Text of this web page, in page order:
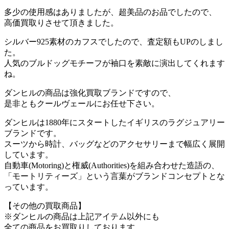
多少の使用感はありましたが、超美品のお品でしたので、
高価買取りさせて頂きました。
シルバー925素材のカフスでしたので、査定額もUPのしまし
た。
人気のブルドッグモチーフが袖口を素敵に演出してくれます
ね。
ダンヒルの商品は強化買取ブランドですので、
是非ともクールヴェールにお任せ下さい。
ダンヒルは1880年にスタートしたイギリスのラグジュアリー
ブランドです。
スーツから時計、バッグなどのアクセサリーまで幅広く展開
しています。
自動車(Motoring)と権威(Authorities)を組み合わせた造語の、
「モートリティーズ」という言葉がブランドコンセプトとな
っています。
【その他の買取商品】
※ダンヒルの商品は上記アイテム以外にも
全ての商品をお買取りしております。